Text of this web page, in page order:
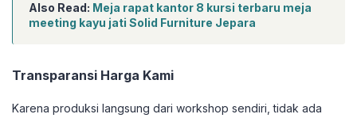
Also Read: Meja rapat kantor 8 kursi terbaru meja
meeting kayu jati Solid Furniture Jepara
Transparansi Harga Kami
Karena produksi langsung dari workshop sendiri, tidak ada